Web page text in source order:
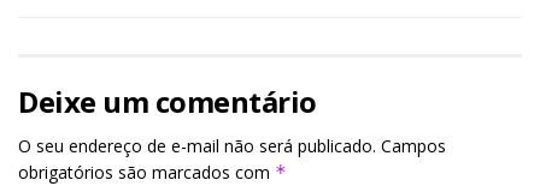
Deixe um comentário
O seu endereço de e-mail não será publicado. Campos
obrigatórios são marcados com *